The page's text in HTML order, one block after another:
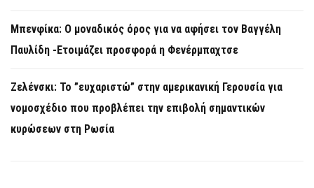
Μπενφίκα: Ο μοναδικός όρος για να αφήσει τον Βαγγέλη
Παυλίδη -Ετοιμάζει προσφορά η Φενέρμπαχτσε
Ζελένσκι: Το ”ευχαριστώ” στην αμερικανική Γερουσία για
νομοσχέδιο που προβλέπει την επιβολή σημαντικών
κυρώσεων στη Ρωσία